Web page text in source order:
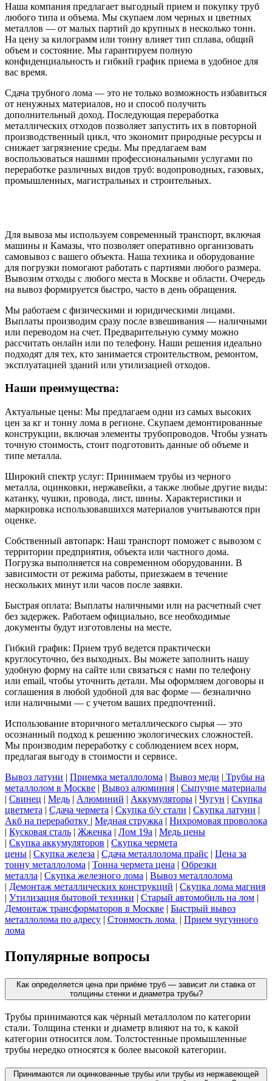
Наша компания предлагает выгодный прием и покупку труб
любого типа и объема. Мы скупаем лом черных и цветных
металлов — от малых партий до крупных в несколько тонн.
На цену за килограмм или тонну влияет тип сплава, общий
объем и состояние. Мы гарантируем полную
конфиденциальность и гибкий график приема в удобное для
вас время.
Сдача трубного лома — это не только возможность избавиться
от ненужных материалов, но и способ получить
дополнительный доход. Последующая переработка
металлических отходов позволяет запустить их в повторной
производственный цикл, что экономит природные ресурсы и
снижает загрязнение среды. Мы предлагаем вам
воспользоваться нашими профессиональными услугами по
переработке различных видов труб: водопроводных, газовых,
промышленных, магистральных и строительных.
Для вывоза мы используем современный транспорт, включая
машины и Камазы, что позволяет оперативно организовать
самовывоз с вашего объекта. Наша техника и оборудование
для погрузки помогают работать с партиями любого размера.
Вывозим отходы с любого места в Москве и области. Очередь
на вывоз формируется быстро, часто в день обращения.
Мы работаем с физическими и юридическими лицами.
Выплаты производим сразу после взвешивания — наличными
или переводом на счет. Предварительную сумму можно
рассчитать онлайн или по телефону. Наши решения идеально
подходят для тех, кто занимается строительством, ремонтом,
эксплуатацией зданий или утилизацией отходов.
Наши преимущества:
Актуальные цены: Мы предлагаем одни из самых высоких
цен за кг и тонну лома в регионе. Скупаем демонтированные
конструкции, включая элементы трубопроводов. Чтобы узнать
точную стоимость, стоит подготовить данные об объеме и
типе металла.
Широкий спектр услуг: Принимаем трубы из черного
металла, оцинковки, нержавейки, а также любые другие виды:
катанку, чушки, провода, лист, шины. Характеристики и
маркировка использовавшихся материалов учитываются при
оценке.
Собственный автопарк: Наш транспорт поможет с вывозом с
территории предприятия, объекта или частного дома.
Погрузка выполняется на современном оборудовании. В
зависимости от режима работы, приезжаем в течение
нескольких минут или часов после заявки.
Быстрая оплата: Выплаты наличными или на расчетный счет
без задержек. Работаем официально, все необходимые
документы будут изготовлены на месте.
Гибкий график: Прием труб ведется практически
круглосуточно, без выходных. Вы можете заполнить нашу
удобную форму на сайте или связаться с нами по телефону
или email, чтобы уточнить детали. Мы оформляем договоры и
соглашения в любой удобной для вас форме — безналично
или наличными — с учетом ваших предпочтений.
Использование вторичного металлического сырья — это
осознанный подход к решению экологических сложностей.
Мы производим переработку с соблюдением всех норм,
предлагая выгоду в стоимости и сервисе.
Вывоз латуни | Приемка металлолома | Вывоз меди | Трубы на
металлолом в Москве | Вывоз алюминия | Сыпучие материалы
| Свинец | Медь | Алюминий | Аккумуляторы | Чугун | Скупка
цветмета | Сдача чермета | Скупка б/у стали | Скупка латуни |
Акб на переработку | Медная стружка | Нихромовая проволока
| Кусковая сталь | Жженка | Лом 19а | Медь цены
| Скупка аккумуляторов | Скупка чермета
цены | Скупка железа | Сдача металлолома прайс | Цена за
тонну металлолома | Тонна чермета цена | Обрезки
металла | Скупка железного лома | Вывоз металлолома
| Демонтаж металлических конструкций | Скупка лома магния
| Утилизация бытовой техники | Старый автомобиль на лом |
Демонтаж трансформаторов в Москве | Быстрый вывоз
металлолома по адресу | Стоимость лома | Прием чугунного
лома
Популярные вопросы
Как определяется цена при приёме труб — зависит ли ставка от
толщины стенки и диаметра трубы?
Трубы принимаются как чёрный металлолом по категории
стали. Толщина стенки и диаметр влияют на то, к какой
категории относится лом. Толстостенные промышленные
трубы нередко относятся к более высокой категории.
Принимаются ли оцинкованные трубы или трубы из нержавеющей